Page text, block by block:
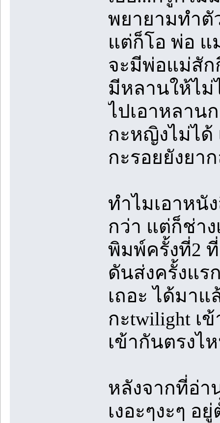
พยายามทำตั
แต่ก็โอ พ่อ แ
จะมีพ่อแม่สั
มีหลานให้ไม่
ไปเอาหลาน
กะหญิงไม่ได้
กะรอยยังยา
ทำไมเอาหนั
กว่า แต่ก็ช่า
พิมพ์ครั้งที่2
ดันส่งครั้งแร
เถอะ ได้มาแ
กะtwilight เ
เข้ากันตรงไ
หลังจากที่อ่า
เงอะๆงะๆ อ